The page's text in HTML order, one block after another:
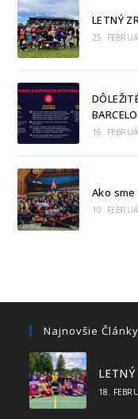
LETNÝ
25.
16.
Ako
10.
Najnovšie Články
18.